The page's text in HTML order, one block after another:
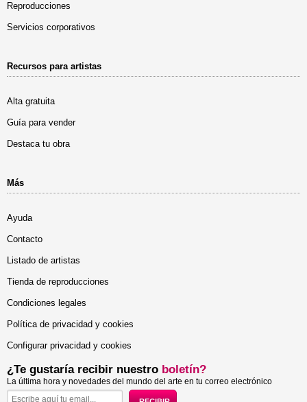
Reproducciones
Servicios corporativos
Recursos para artistas
Alta gratuita
Guía para vender
Destaca tu obra
Más
Ayuda
Contacto
Listado de artistas
Tienda de reproducciones
Condiciones legales
Política de privacidad y cookies
Configurar privacidad y cookies
¿Te gustaría recibir nuestro boletín?
La última hora y novedades del mundo del arte en tu correo electrónico